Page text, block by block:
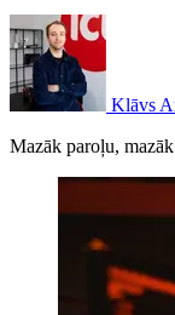
Klāvs
Mazāk paroļu,